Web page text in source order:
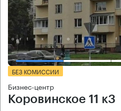
БЕЗ КОМИССИИ
Бизнес-центр
Коровинское 11 к3